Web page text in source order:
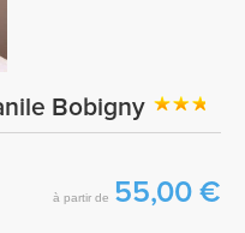
Bobigny
à partir de 55,00 €